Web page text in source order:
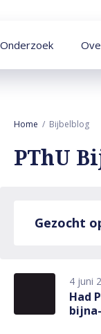
Onderzoek
Home Bijbelblog
PThU
Gezocht
4 juni
Had